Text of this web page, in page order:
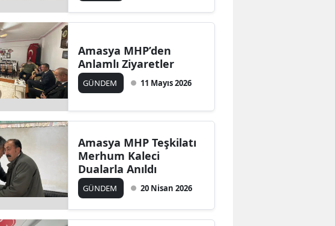
Diyarbakır
Edirne
Erzurum
Amasya MHP’den
Anlamlı Ziyaretler
GÜNDEM 11 Mayıs 2026
Amasya MHP Teşkilatı
Merhum Kaleci
Dualarla Anıldı
GÜNDEM 20 Nisan 2026